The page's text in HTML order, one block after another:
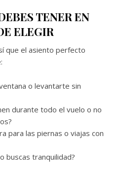
TENER EN
ELEGIR
que el asiento perfecto
o levantarte sin
durante todo el vuelo o no
para las piernas o viajas con
buscas tranquilidad?